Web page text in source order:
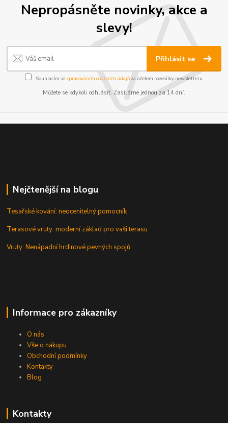
Nepropásněte novinky, akce a
slevy!
Přihlásit se
Souhlasím se zpracováním osobních údajůza účelem rozesílky newsletteru.
Můžete se kdykoli odhlásit. Zasíláme jednou za 14 dní.
Nejčtenější na blogu
Tesařské kování: neocenitelný pomocník
Terasové vruty: moderní základ pro vaši terasu
Vruty: Nenápadní hrdinové pevných spojů
Informace pro zákazníky
O nás
Vše o nákupu
Obchodní podmínky
Kontakty
Blog
Kontakty